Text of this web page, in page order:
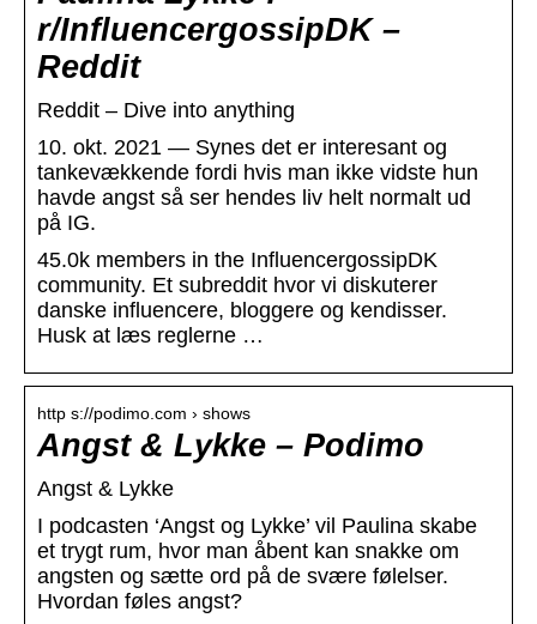
r/InfluencergossipDK –
Reddit
Reddit – Dive into anything
10. okt. 2021 — Synes det er interesant og
tankevækkende fordi hvis man ikke vidste hun
havde angst så ser hendes liv helt normalt ud
på IG.
45.0k members in the InfluencergossipDK
community. Et subreddit hvor vi diskuterer
danske influencere, bloggere og kendisser.
Husk at læs reglerne …
http s://podimo.com › shows
Angst & Lykke – Podimo
Angst & Lykke
I podcasten ‘Angst og Lykke’ vil Paulina skabe
et trygt rum, hvor man åbent kan snakke om
angsten og sætte ord på de svære følelser.
Hvordan føles angst?